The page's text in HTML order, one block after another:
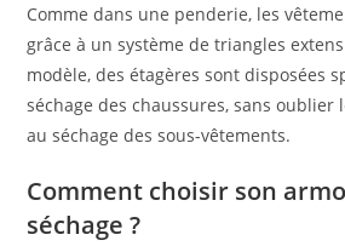
Comme dans une penderie, les
grâce à un système de triangles
modèle, des étagères sont disposées
séchage des chaussures, sans oublier
au séchage des sous-vêtements.
Comment choisir son
séchage ?